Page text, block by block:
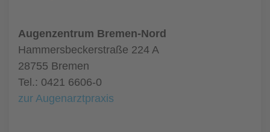
Augenzentrum Bremen-Nord
Hammersbeckerstraße 224 A
28755 Bremen
Tel.: 0421 6606-0
zur Augenarztpraxis